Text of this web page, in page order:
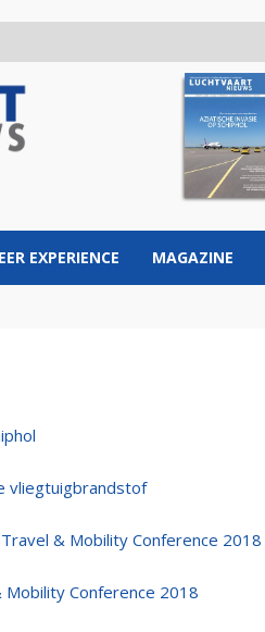
EXPERIENCE MAGAZINE
vliegtuigbrandstof
& Mobility Conference 2018
Mobility Conference 2018